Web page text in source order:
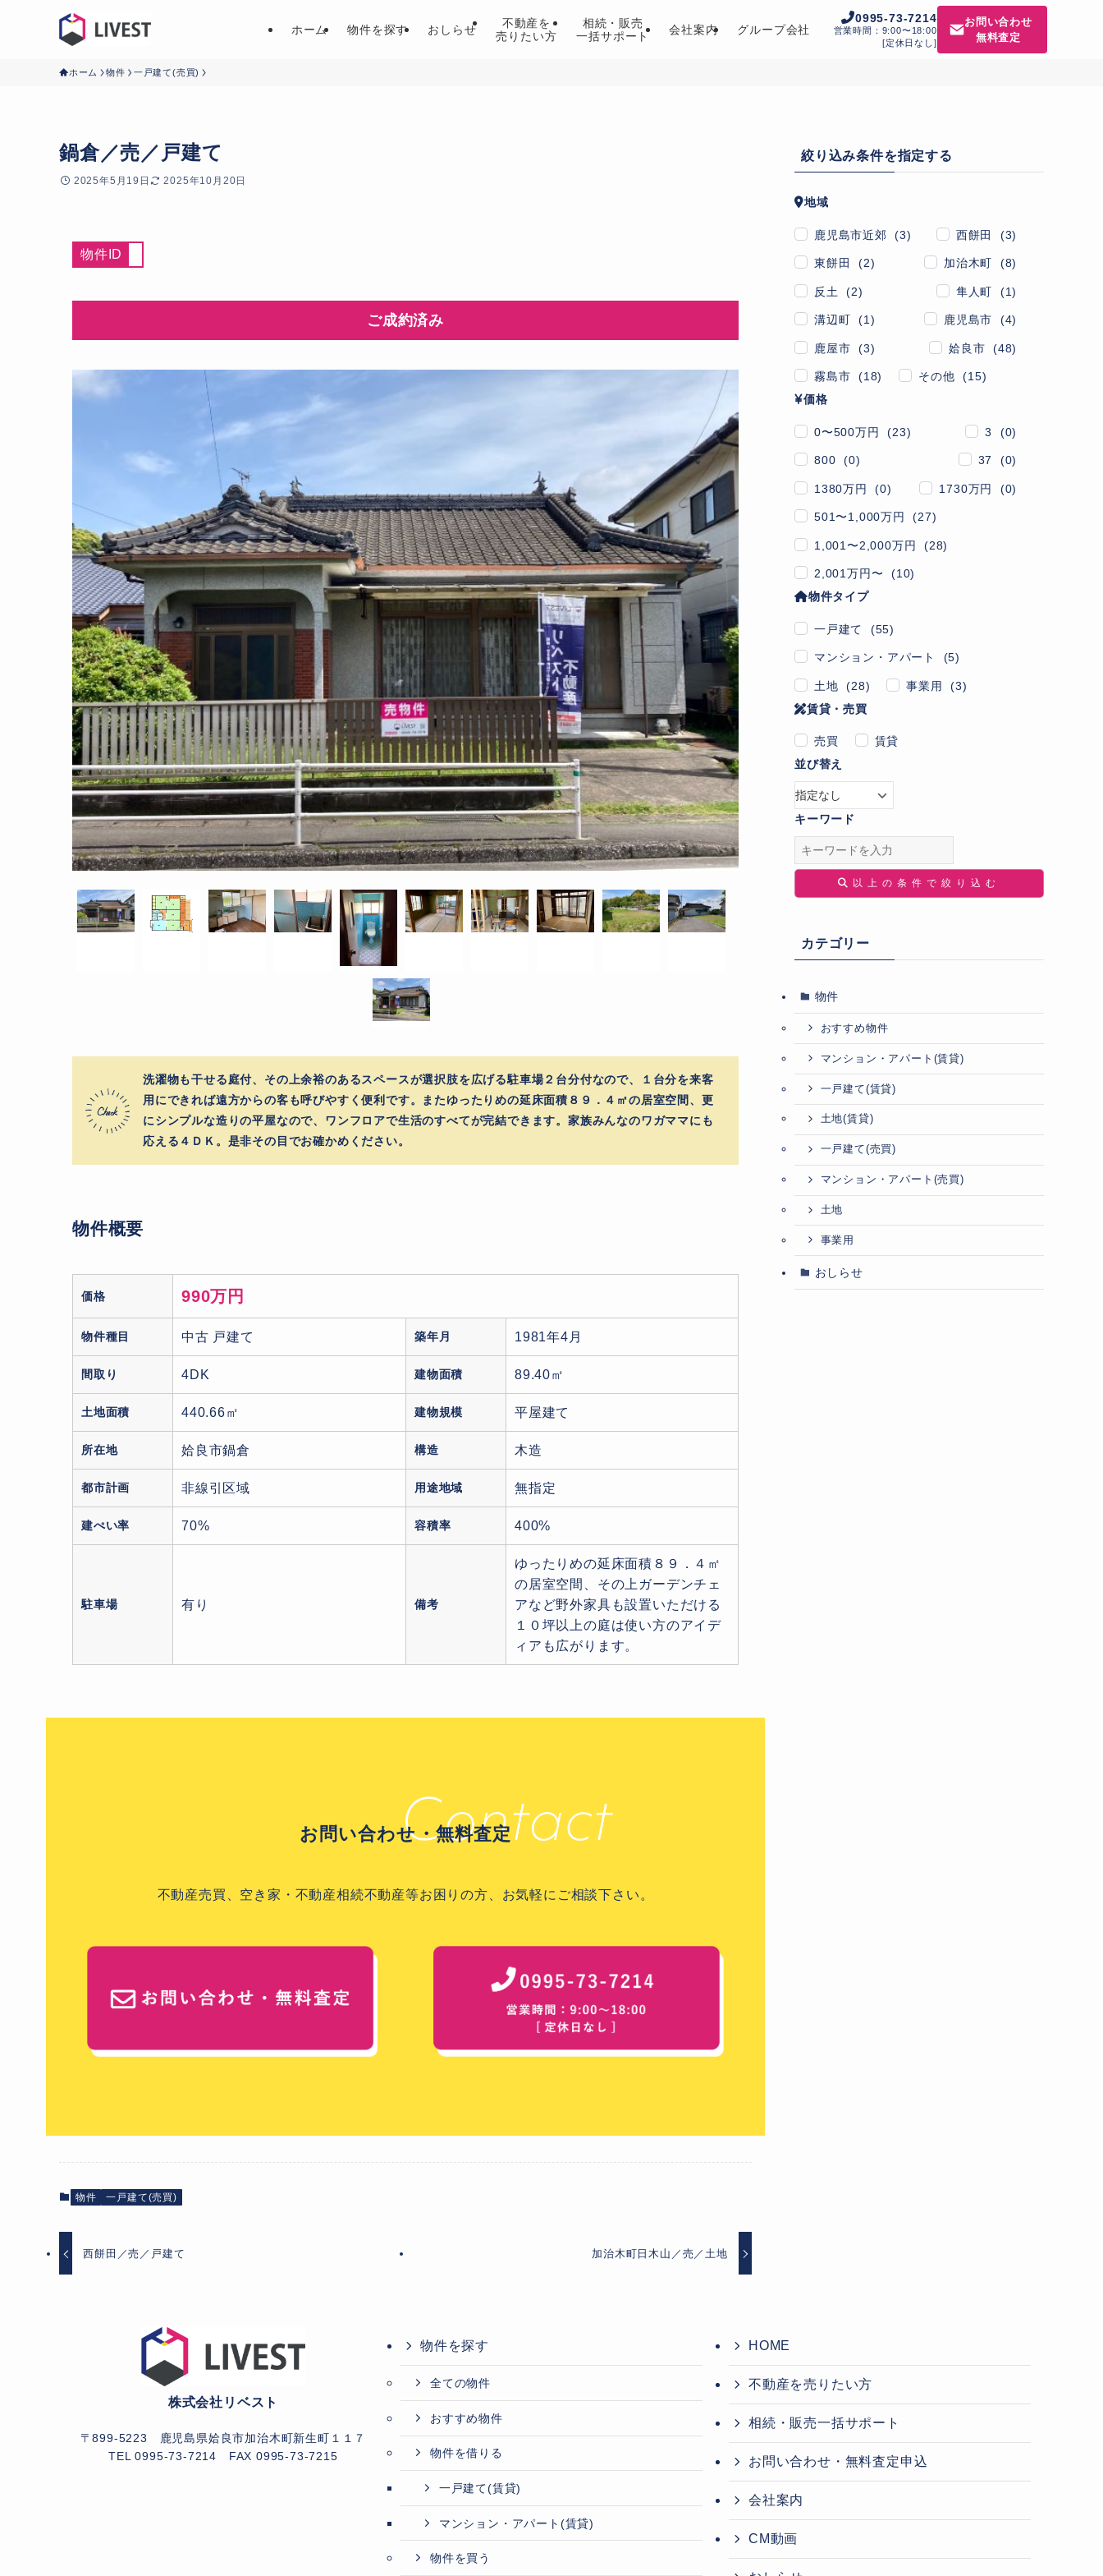
ホーム 物件を探す おしらせ
不動産を
売りたい方
相続・販売
一括サポート
会社案内 グループ会社
0995-73-7214
営業時間：9:00〜18:00
[定休日なし]
お問い合わせ
無料査定
ホーム 物件 一戸建て(売買)
鍋倉／売／戸建て
2025年5月19日 2025年10月20日
物件ID
ご成約済み
洗濯物も干せる庭付、その上余裕のあるスペースが選択肢を広げる駐車場２台分付なので、１台分を来客
用にできれば遠方からの客も呼びやすく便利です。またゆったりめの延床面積８９．４㎡の居室空間、更
にシンプルな造りの平屋なので、ワンフロアで生活のすべてが完結できます。家族みんなのワガママにも
応える４ＤＫ。是非その目でお確かめください。
物件概要
価格 990万円
物件種目 中古 戸建て 築年月 1981年4月
間取り 4DK 建物面積 89.40㎡
土地面積 440.66㎡ 建物規模 平屋建て
所在地 姶良市鍋倉 構造 木造
都市計画 非線引区域 用途地域 無指定
建ぺい率 70% 容積率 400%
駐車場 有り 備考
ゆったりめの延床面積８９．４㎡
の居室空間、その上ガーデンチェ
アなど野外家具も設置いただける
１０坪以上の庭は使い方のアイデ
ィアも広がります。
お問い合わせ・無料査定
不動産売買、空き家・不動産相続不動産等お困りの方、お気軽にご相談下さい。
物件 一戸建て(売買)
西餅田／売／戸建て 加治木町日木山／売／土地
絞り込み条件を指定する
地域
鹿児島市近郊 (3) 西餅田 (3)
東餅田 (2) 加治木町 (8)
反土 (2) 隼人町 (1)
溝辺町 (1) 鹿児島市 (4)
鹿屋市 (3) 姶良市 (48)
霧島市 (18)
その他 (15)
価格
0〜500万円 (23) 3 (0)
800 (0) 37 (0)
1380万円 (0) 1730万円 (0)
501〜1,000万円 (27)
1,001〜2,000万円 (28)
2,001万円〜 (10)
物件タイプ
一戸建て (55)
マンション・アパート (5)
土地 (28)
事業用 (3)
賃貸・売買
売買
賃貸
並び替え
キーワード
以上の条件で絞り込む
カテゴリー
物件
おすすめ物件
マンション・アパート(賃貸)
一戸建て(賃貸)
土地(賃貸)
一戸建て(売買)
マンション・アパート(売買)
土地
事業用
おしらせ
株式会社リベスト
〒899-5223 鹿児島県姶良市加治木町新生町１１７
TEL 0995-73-7214 FAX 0995-73-7215
物件を探す
全ての物件
おすすめ物件
物件を借りる
一戸建て(賃貸)
マンション・アパート(賃貸)
物件を買う
HOME
不動産を売りたい方
相続・販売一括サポート
お問い合わせ・無料査定申込
会社案内
CM動画